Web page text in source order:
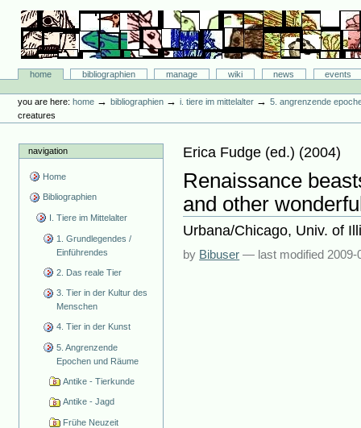
content.
navigation
Bibliographie-Portal
Sectionshome bibliographien manage wiki news
events
tools
you are here: home →bibliographien →i. tiere im mittelalter →5. angrenzende
creatures
navigation
Home
Bibliographien
I. Tiere im Mittelalter
1. Grundlegendes /
Einführendes
2. Das reale Tier
3. Tier in der Kultur des
Menschen
4. Tier in der Kunst
5. Angrenzende
Epochen und Räume
Antike - Tierkunde
Antike - Jagd
Frühe Neuzeit
Erica Fudge (ed.) (2004)
Renaissance
and other
Urbana/Chicago, Univ. of
by Bibuser — last modified 2009-